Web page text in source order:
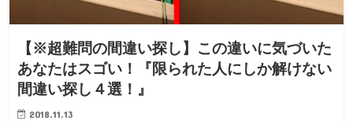
【※超難問の間違い探し】この違いに気づいた
あなたはスゴい！『限られた人にしか解けない
間違い探し４選！』
2018.11.13